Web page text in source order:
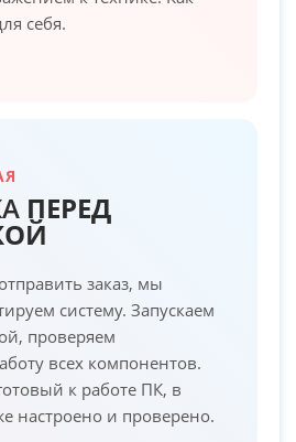
себя.
ПЕРЕД
заказ, мы
систему. Запускаем
проверяем
всех компонентов.
к работе ПК, в
настроено и проверено.